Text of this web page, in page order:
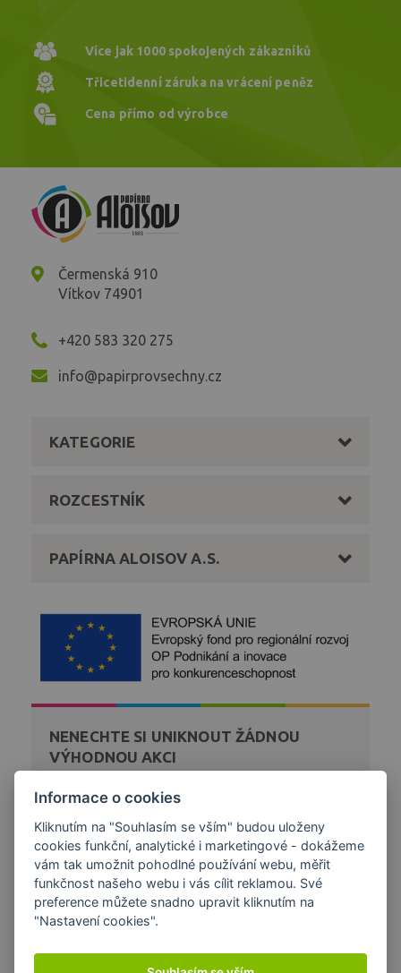
Více jak 1000spokojených zákazníků
Třicetidenní záruka na vrácení peněz
Cena přímo od výrobce
Čermenská 910
Vítkov 74901
+420 583 320 275
info@papirprovsechny.cz
KATEGORIE
ROZCESTNÍK
PAPÍRNA ALOISOV A.S.
NENECHTE SI UNIKNOUT ŽÁDNOU
VÝHODNOU AKCI
Zaregistrujte se k bezplatnému zasílání novinek a akcí
DÁREK K NÁKUPU
Informace o cookies
Kliknutím na "Souhlasím se vším" budou uloženy
cookies funkční, analytické i marketingové - dokážeme
vám tak umožnit pohodlné používání webu, měřit
funkčnost našeho webu i vás cílit reklamou. Své
preference můžete snadno upravit kliknutím na
"Nastavení cookies".